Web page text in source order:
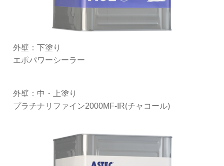
外壁：下塗り
エポパワーシーラー
外壁：中・上塗り
プラチナリファイン2000MF-IR(チャコール)